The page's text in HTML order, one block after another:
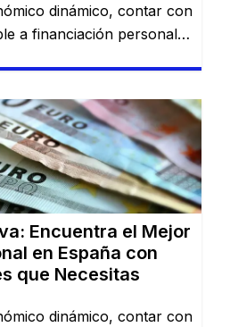
dinámico, contar con
a financiación personal
tener la información
disponibles puede
En esta guía, descubrirás
personales del mercado
Préstamo Personal,
Encuentra el Mejor
en España con
que Necesitas
dinámico, contar con